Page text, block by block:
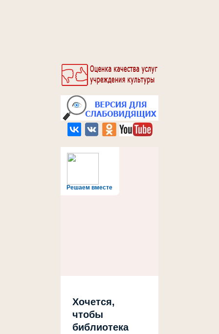
Решаем вместе
Хочется,
чтобы
библиотека